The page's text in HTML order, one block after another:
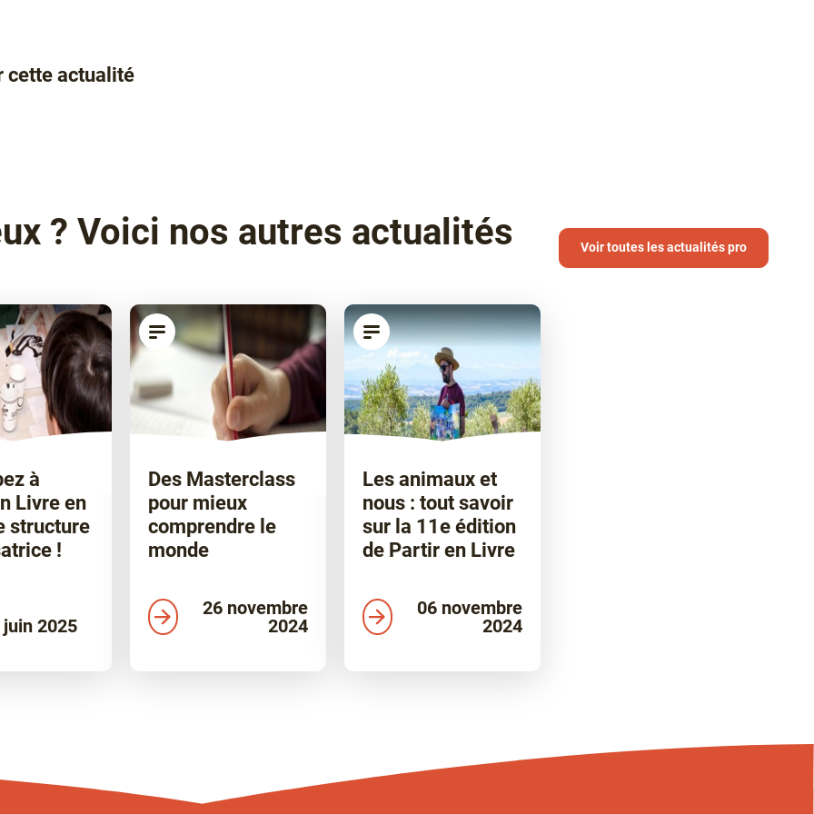
cette actualité
? Voici nos autres actualités Voir toutes les actualités pro
à
Livre en
structure
!
juin 2025
article
Des Masterclass
pour mieux
comprendre le
monde
26 novembre
2024
article
Les animaux et
nous : tout savoir
sur la 11e édition
de Partir en Livre
06 novembre
2024